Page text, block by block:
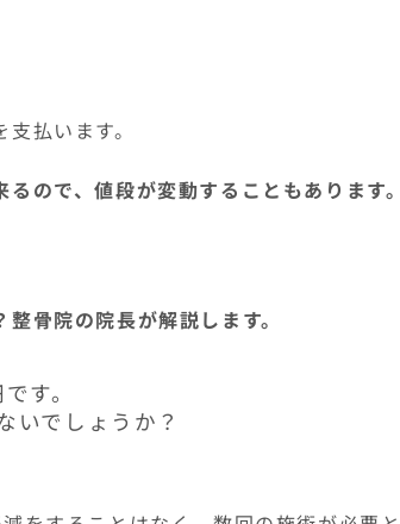
払います。
ので、値段が変動することもあります。
骨院の院長が解説します。
す。
いでしょうか？